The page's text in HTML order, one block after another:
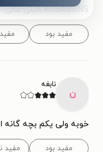
ASSASSINS خیلی عالی
مفید بود
ن
نابغه
خوبه ولی یکم بچه گانه است
مفید بود مفید